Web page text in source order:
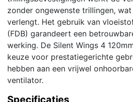
zonder ongewenste trillingen,
verlengt. Het gebruik van
(FDB) garandeert een
werking. De Silent Wings 4
keuze voor prestatiegerichte
hebben aan een vrijwel
ventilator.
Specificaties